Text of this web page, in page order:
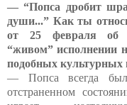
— “Попса дробит
души...” Как ты
от 25 февраля об
“живом” исполнении
подобных культурных
— Попса всегда
отстраненном